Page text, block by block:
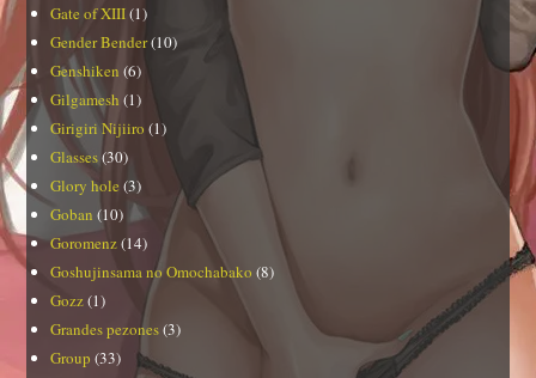
Gate of XIII(1)
Gender Bender(10)
Genshiken (6)
Gilgamesh (1)
Girigiri Nijiiro (1)
Glasses(30)
Glory hole (3)
Goban (10)
Goromenz(14)
Goshujinsama no Omochabako (8)
Gozz(1)
Grandes pezones(3)
Group (33)